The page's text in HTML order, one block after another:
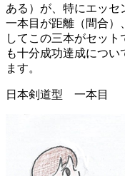
ある）が、特にエッセ
一本目が距離（間合）
してこの三本がセッ
も十分成功達成につ
ます。
日本剣道型 一本目